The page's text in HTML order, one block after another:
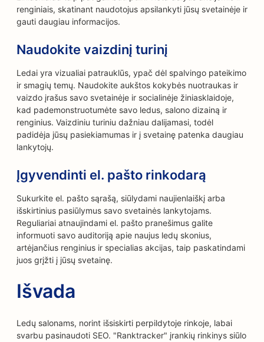
renginiais, skatinant naudotojus apsilankyti jūsų svetainėje ir
gauti daugiau informacijos.
Naudokite vaizdinį turinį
Ledai yra vizualiai patrauklūs, ypač dėl spalvingo pateikimo
ir smagių temų. Naudokite aukštos kokybės nuotraukas ir
vaizdo įrašus savo svetainėje ir socialinėje žiniasklaidoje,
kad pademonstruotumėte savo ledus, salono dizainą ir
renginius. Vaizdiniu turiniu dažniau dalijamasi, todėl
padidėja jūsų pasiekiamumas ir į svetainę patenka daugiau
lankytojų.
Įgyvendinti el. pašto rinkodarą
Sukurkite el. pašto sąrašą, siūlydami naujienlaiškį arba
išskirtinius pasiūlymus savo svetainės lankytojams.
Reguliariai atnaujindami el. pašto pranešimus galite
informuoti savo auditoriją apie naujus ledų skonius,
artėjančius renginius ir specialias akcijas, taip paskatindami
juos grįžti į jūsų svetainę.
Išvada
Ledų salonams, norint išsiskirti perpildytoje rinkoje, labai
svarbu pasinaudoti SEO. "Ranktracker" įrankių rinkinys siūlo